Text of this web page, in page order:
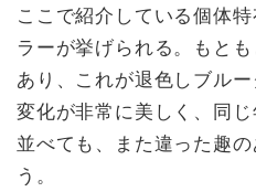
ここで紹介している個体
ラーが挙げられる。もと
あり、これが退色しブル
変化が非常に美しく、同
並べても、また違った趣
う。